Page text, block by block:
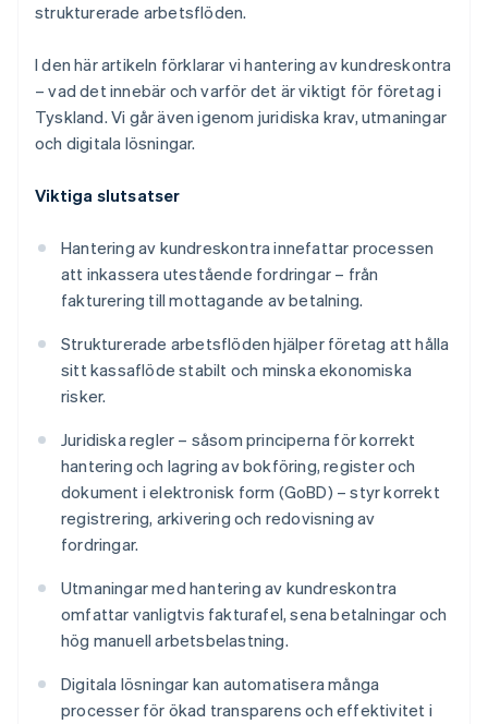
strukturerade arbetsflöden.
I den här artikeln förklarar vi hantering av kundreskontra
– vad det innebär och varför det är viktigt för företag i
Tyskland. Vi går även igenom juridiska krav, utmaningar
och digitala lösningar.
Viktiga slutsatser
Hantering av kundreskontra innefattar processen
att inkassera utestående fordringar – från
fakturering till mottagande av betalning.
Strukturerade arbetsflöden hjälper företag att hålla
sitt kassaflöde stabilt och minska ekonomiska
risker.
Juridiska regler – såsom principerna för korrekt
hantering och lagring av bokföring, register och
dokument i elektronisk form (GoBD) – styr korrekt
registrering, arkivering och redovisning av
fordringar.
Utmaningar med hantering av kundreskontra
omfattar vanligtvis fakturafel, sena betalningar och
hög manuell arbetsbelastning.
Digitala lösningar kan automatisera många
processer för ökad transparens och effektivitet i